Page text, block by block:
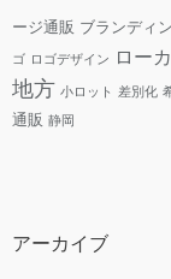
ージ通販 ブランディ
ゴ ロゴデザイン ロー
地方 小ロット 差別化
通販 静岡
アーカイブ